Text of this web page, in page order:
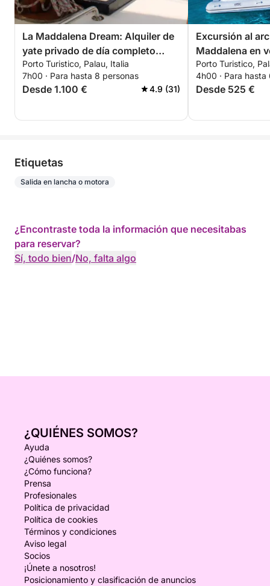
La Maddalena Dream: Alquiler de
yate privado de día completo
desde Palau
Porto Turistico, Palau, Italia
7h00 · Para hasta 8 personas
Desde 1.100 € 4.9 (31)
Excursión al
Maddalena en
patrón (medio
Porto Turistico,
4h00 · Para hasta
Desde 525 €
Etiquetas
Salida en lancha o motora
¿Encontraste toda la información que necesitabas
para reservar?
Sí, todo bien/No, falta algo
¿QUIÉNES SOMOS?
Ayuda
¿Quiénes somos?
¿Cómo funciona?
Prensa
Profesionales
Política de privacidad
Política de cookies
Términos y condiciones
Aviso legal
Socios
¡Únete a nosotros!
Posicionamiento y clasificación de anuncios